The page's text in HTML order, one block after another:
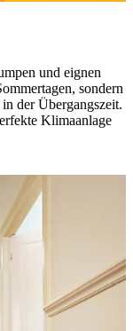
und eignen
sondern
der Übergangszeit.
Klimaanlage